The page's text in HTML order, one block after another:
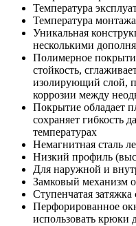
Температура
Температура
Уникальная
несколькими
Полимерное
стойкость,
изолирующий слой,
коррозии между
Покрытие обладает
сохраняет гибкость
температурах
Немагнитная сталь
Низкий профиль
Для наружной и
Замковый механизм
Ступенчатая
Перфорированное
использовать крюки